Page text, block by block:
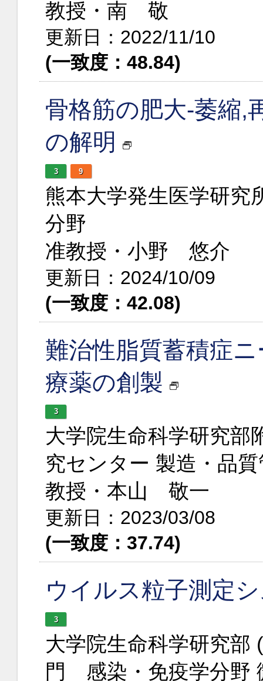
教授・南 敬
更新日：2022/11/10
(一致度：48.84)
骨格筋の肥大-萎縮,
の解明
3 9
熊本大学発生医学研
分野
准教授・小野 悠介
更新日：2024/10/09
(一致度：42.08)
難治性脂質蓄積症
療薬の創製
3
大学院生命科学研究部
究センター 製造・品
教授・本山 敬一
更新日：2023/03/08
(一致度：37.74)
ウイルス粒子測定
3
大学院生命科学研究部
門 感染・免疫学分野